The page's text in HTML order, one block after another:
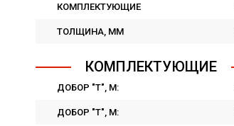
КОМПЛЕКТУЮЩИЕ
ТОЛЩИНА, ММ
КОМПЛЕКТУЮЩИЕ
ДОБОР "Т", M:
ДОБОР "Т", M: